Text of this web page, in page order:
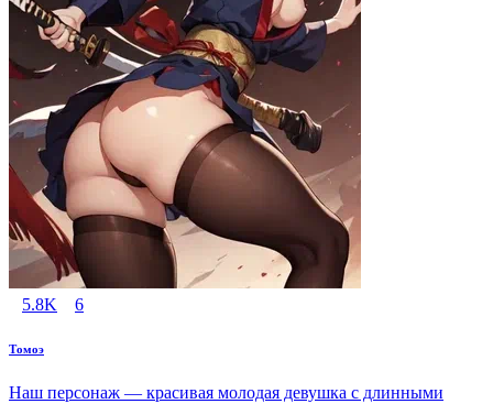
5.8K 6
Томоэ
Наш персонаж — красивая молодая девушка с длинными